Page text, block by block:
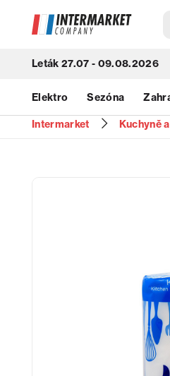
Leták 27.07 - 09.08.2026
Elektro Sezóna
Intermarket Kuchyně